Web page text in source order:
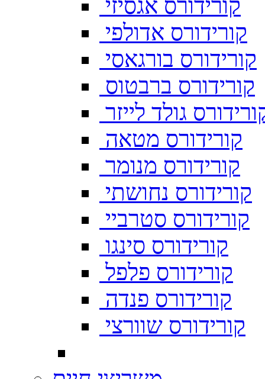
קורידורס אגסיזי
קורידורס אדולפי
קורידורס בורגאסי
קורידורס ברבטוס
גולד לייזר
קורידורס מטאה
קורידורס מנומר
קורידורס נחושתי
קורידורס סטרביי
קורידורס סינגו
קורידורס פלפל
קורידורס פנדה
קורידורס שוורצי